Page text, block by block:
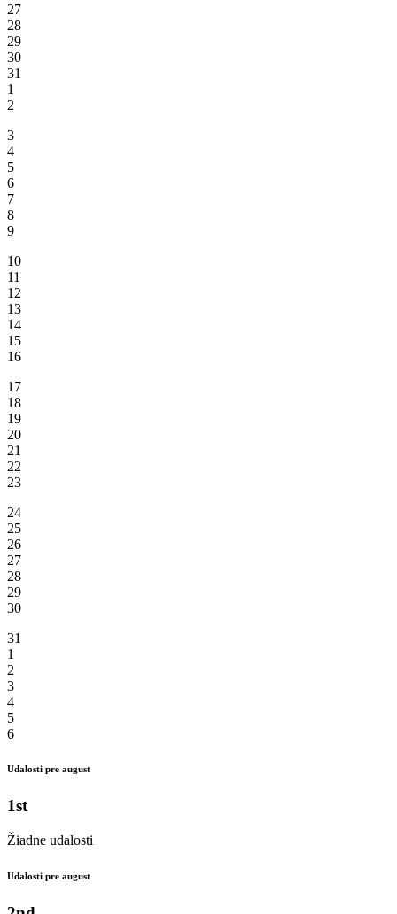
27
28
29
30
31
1
2
3
4
5
6
7
8
9
10
11
12
13
14
15
16
17
18
19
20
21
22
23
24
25
26
27
28
29
30
31
1
2
3
4
5
6
Udalosti pre august
1st
Žiadne udalosti
Udalosti pre august